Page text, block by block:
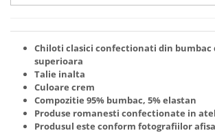
Chiloti clasici confectionati din bumbac
superioara
Talie inalta
Culoare crem
Compozitie 95% bumbac, 5% elastan
Produse romanesti confectionate in
Produsul este conform fotografiilor